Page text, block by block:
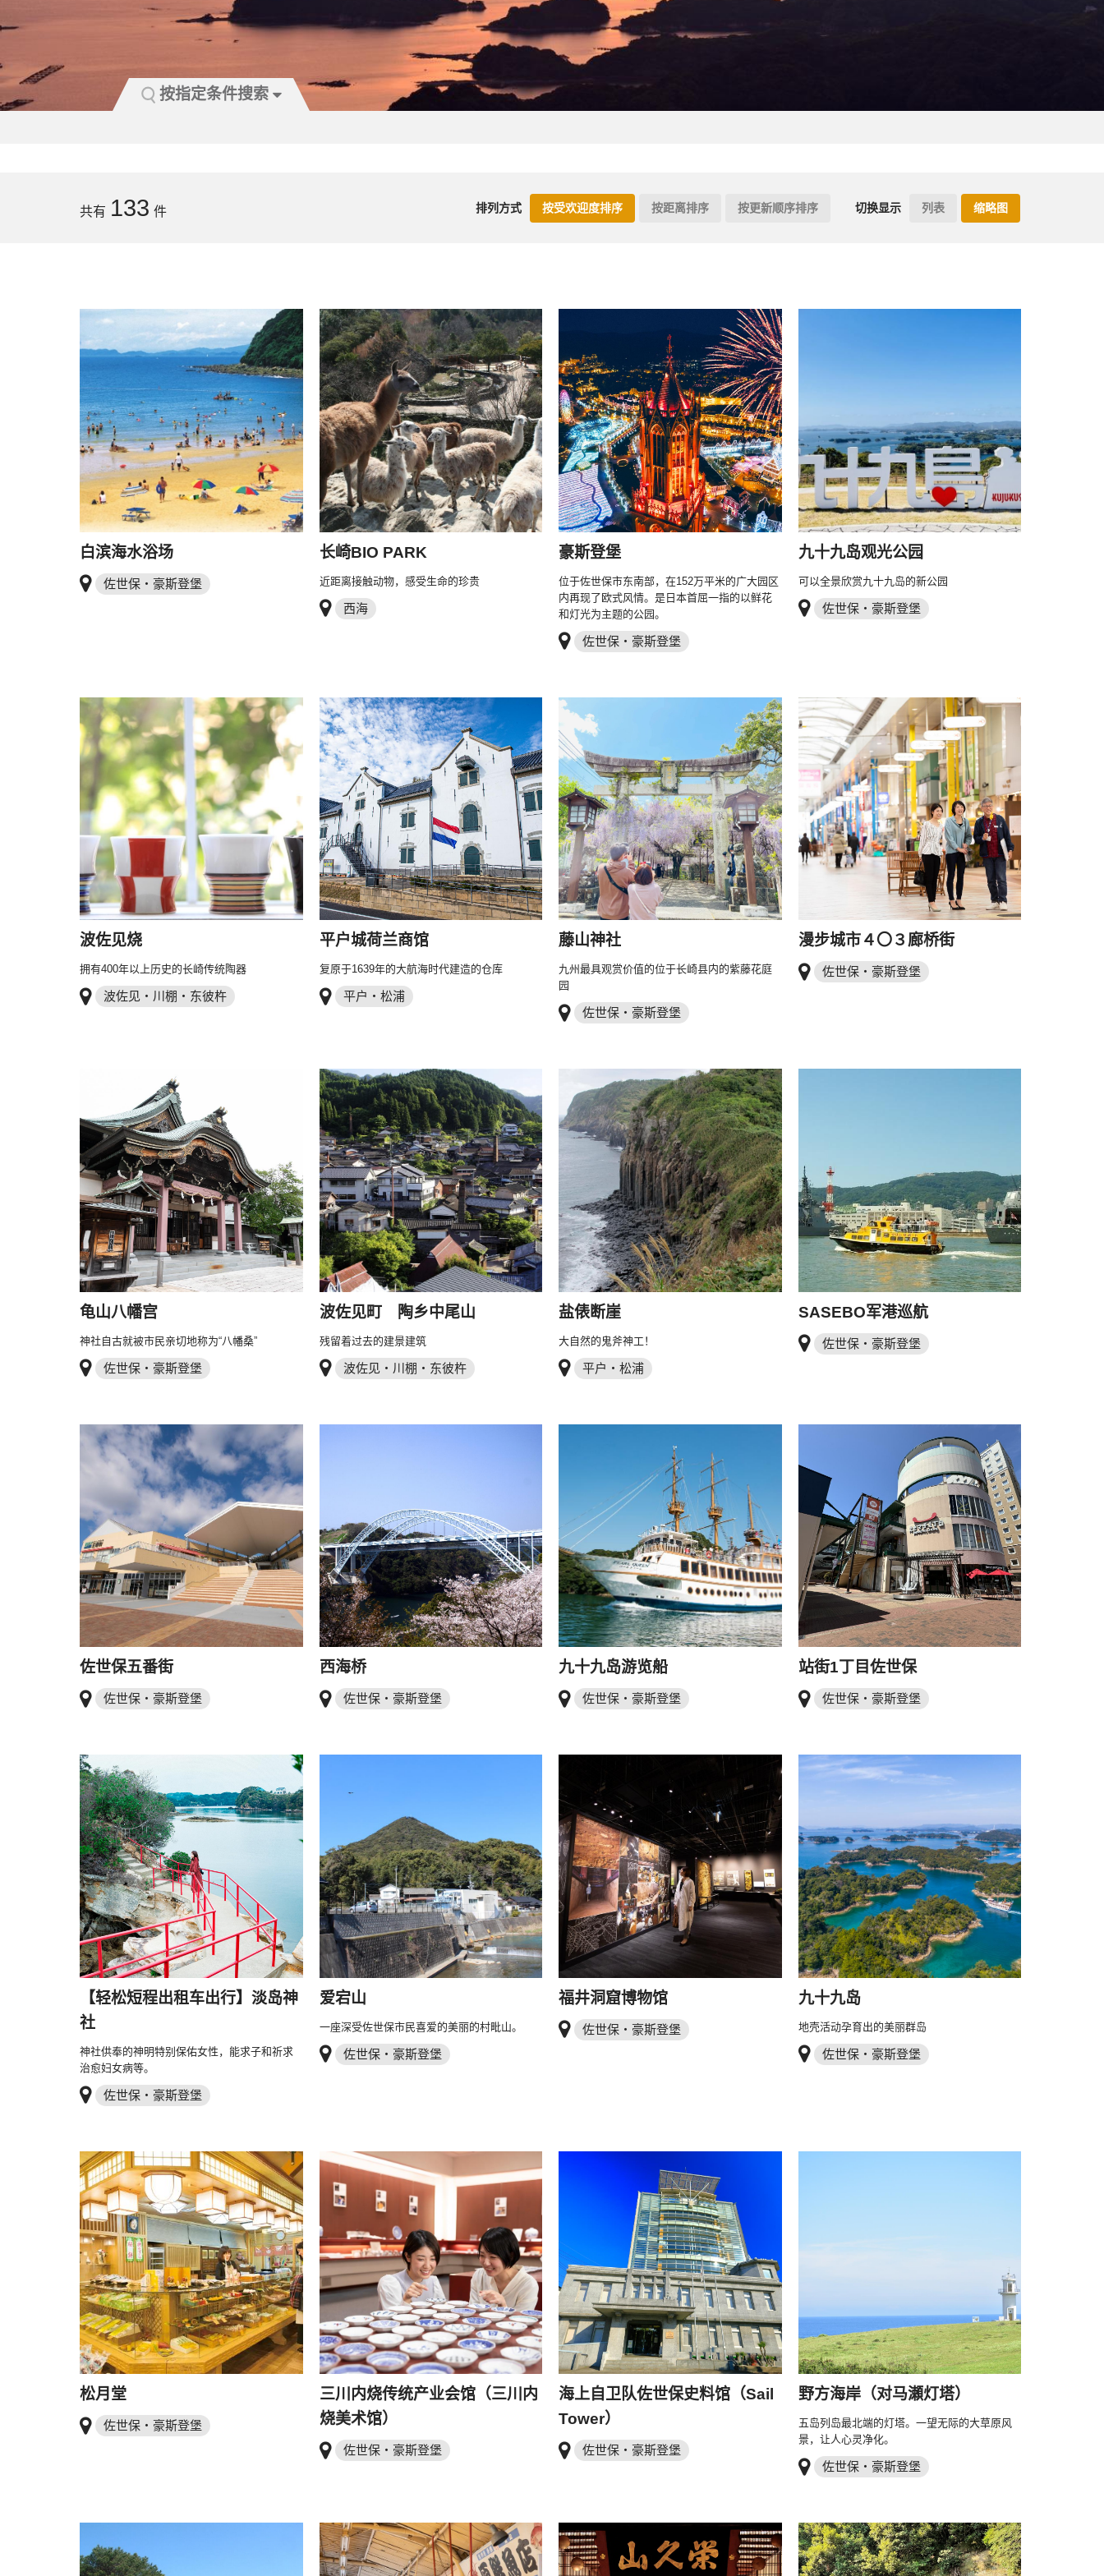
按指定条件搜索
共有 133 件 排列方式 按受欢迎度排序 按距离排序 按更新顺序排序 切换显示 列表 缩略图
白滨海水浴场
佐世保・豪斯登堡
长崎BIO PARK
近距离接触动物，感受生命的珍贵
西海
豪斯登堡
位于佐世保市东南部，在152万平米的广大园区
内再现了欧式风情。是日本首屈一指的以鲜花
和灯光为主题的公园。
佐世保・豪斯登堡
九十九岛观光公园
可以全景欣赏九十九岛的新公园
佐世保・豪斯登堡
波佐见烧
拥有400年以上历史的长崎传统陶器
波佐见・川棚・东彼杵
平户城荷兰商馆
复原于1639年的大航海时代建造的仓库
平户・松浦
藤山神社
九州最具观赏价值的位于长崎县内的紫藤花庭
园
佐世保・豪斯登堡
漫步城市４〇３廊桥街
佐世保・豪斯登堡
龟山八幡宫
神社自古就被市民亲切地称为“八幡桑”
佐世保・豪斯登堡
波佐见町 陶乡中尾山
残留着过去的建景建筑
波佐见・川棚・东彼杵
盐俵断崖
大自然的鬼斧神工！
平户・松浦
SASEBO军港巡航
佐世保・豪斯登堡
佐世保五番街
佐世保・豪斯登堡
西海桥
佐世保・豪斯登堡
九十九岛游览船
佐世保・豪斯登堡
站街1丁目佐世保
佐世保・豪斯登堡
【轻松短程出租车出行】淡岛神
社
神社供奉的神明特别保佑女性，能求子和祈求
治愈妇女病等。
佐世保・豪斯登堡
爱宕山
一座深受佐世保市民喜爱的美丽的村毗山。
佐世保・豪斯登堡
福井洞窟博物馆
佐世保・豪斯登堡
九十九岛
地壳活动孕育出的美丽群岛
佐世保・豪斯登堡
松月堂
佐世保・豪斯登堡
三川内烧传统产业会馆（三川内
烧美术馆）
佐世保・豪斯登堡
海上自卫队佐世保史料馆（Sail
Tower）
佐世保・豪斯登堡
野方海岸（对马瀬灯塔）
五岛列岛最北端的灯塔。一望无际的大草原风
景，让人心灵净化。
佐世保・豪斯登堡